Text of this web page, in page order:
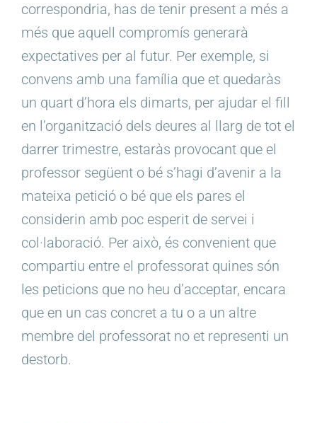
correspondria, has de tenir present a més a
més que aquell compromís generarà
expectatives per al futur. Per exemple, si
convens amb una família que et quedaràs
un quart d’hora els dimarts, per ajudar el fill
en l’organització dels deures al llarg de tot el
darrer trimestre, estaràs provocant que el
professor següent o bé s’hagi d’avenir a la
mateixa petició o bé que els pares el
considerin amb poc esperit de servei i
col·laboració. Per això, és convenient que
compartiu entre el professorat quines són
les peticions que no heu d’acceptar, encara
que en un cas concret a tu o a un altre
membre del professorat no et representi un
destorb.